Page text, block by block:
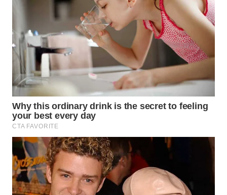
KELISTRIKAN
WALINKI
ID
MAWAKA
ID
MARTABAT
NET
PLN
WATCH